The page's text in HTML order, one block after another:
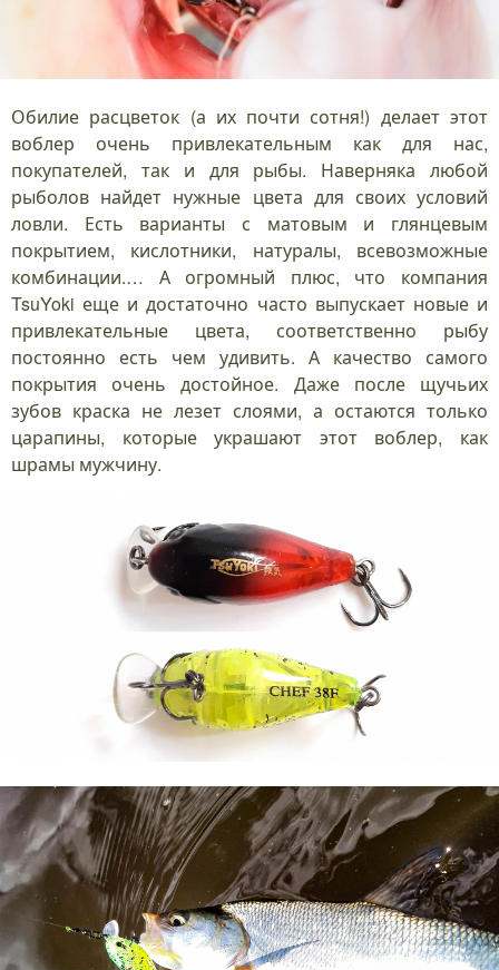
Обилие расцветок (а их почти сотня!) делает этот
воблер очень привлекательным как для нас,
покупателей, так и для рыбы. Наверняка любой
рыболов найдет нужные цвета для своих условий
ловли. Есть варианты с матовым и глянцевым
покрытием, кислотники, натуралы, всевозможные
комбинации.… А огромный плюс, что компания
TsuYoki еще и достаточно часто выпускает новые и
привлекательные цвета, соответственно рыбу
постоянно есть чем удивить. А качество самого
покрытия очень достойное. Даже после щучьих
зубов краска не лезет слоями, а остаются только
царапины, которые украшают этот воблер, как
шрамы мужчину.